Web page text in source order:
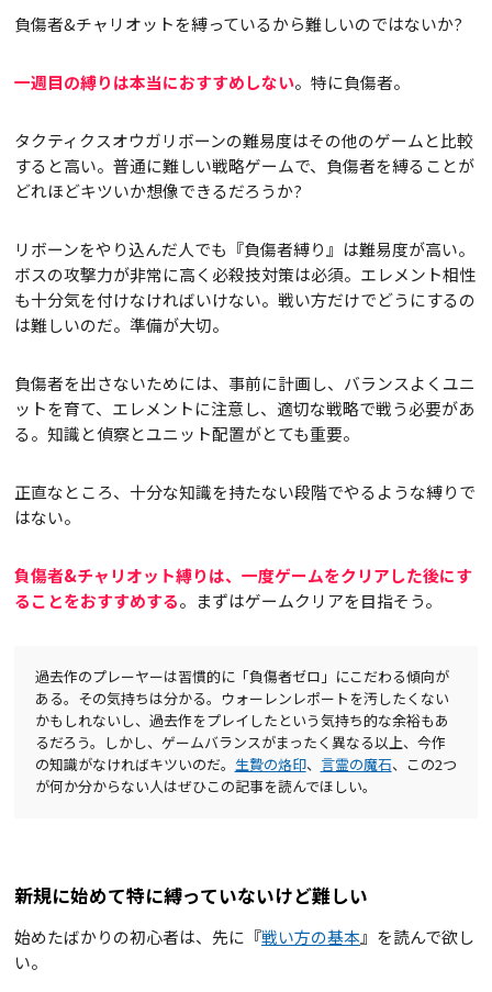
負傷者&チャリオットを縛っているから難しいのではないか?
一週目の縛りは本当におすすめしない。特に負傷者。
タクティクスオウガリボーンの難易度はその他のゲームと比較
すると高い。普通に難しい戦略ゲームで、負傷者を縛ることが
どれほどキツいか想像できるだろうか?
リボーンをやり込んだ人でも『負傷者縛り』は難易度が高い。
ボスの攻撃力が非常に高く必殺技対策は必須。エレメント相性
も十分気を付けなければいけない。戦い方だけでどうにするの
は難しいのだ。準備が大切。
負傷者を出さないためには、事前に計画し、バランスよくユニ
ットを育て、エレメントに注意し、適切な戦略で戦う必要があ
る。知識と偵察とユニット配置がとても重要。
正直なところ、十分な知識を持たない段階でやるような縛りで
はない。
負傷者&チャリオット縛りは、一度ゲームをクリアした後にす
ることをおすすめする。まずはゲームクリアを目指そう。
過去作のプレーヤーは習慣的に「負傷者ゼロ」にこだわる傾向が
ある。その気持ちは分かる。ウォーレンレポートを汚したくない
かもしれないし、過去作をプレイしたという気持ち的な余裕もあ
るだろう。しかし、ゲームバランスがまったく異なる以上、今作
の知識がなければキツいのだ。 生贄の烙印、 言霊の魔石、この2つ
が何か分からない人はぜひこの記事を読んでほしい。
新規に始めて特に縛っていないけど難しい
始めたばかりの初心者は、先に『戦い方の基本』を読んで欲し
い。